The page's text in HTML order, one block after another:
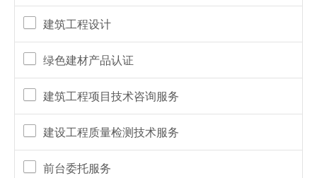
建筑工程设计
绿色建材产品认证
建筑工程项目技术咨询服务
建设工程质量检测技术服务
前台委托服务